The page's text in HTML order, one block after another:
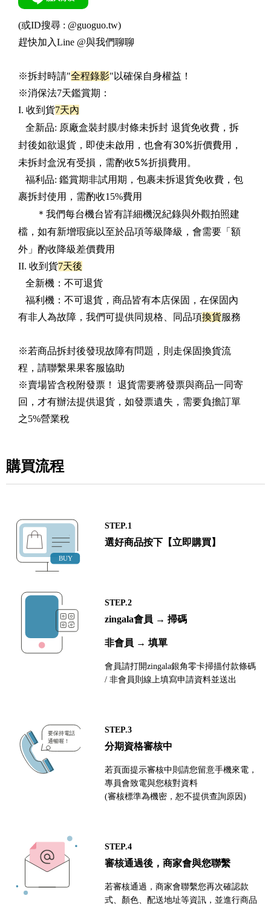
(或ID搜尋 : @guoguo.tw)
趕快加入Line @與我們聊聊
※拆封時請"全程錄影"以確保自身權益！
※消保法7天鑑賞期：
I. 收到貨7天內
全新品: 原廠盒裝封膜/封條未拆封 退貨免收費，拆
封後如欲退貨，即使未啟用，也會有30%折價費用，
未拆封盒況有受損，需酌收5%折損費用。
福利品: 鑑賞期非試用期，包裹未拆退貨免收費，包
裹拆封使用，需酌收15%費用
＊我們每台機台皆有詳細機況紀錄與外觀拍照建
檔，如有新增瑕疵以至於品項等級降級，會需要「額
外」酌收降級差價費用
II. 收到貨7天後
全新機：不可退貨
福利機：不可退貨，商品皆有本店保固，在保固內
有非人為故障，我們可提供同規格、同品項換貨服務
※若商品拆封後發現故障有問題，則走保固換貨流
程，請聯繫果果客服協助
※賣場皆含稅附發票！ 退貨需要將發票與商品一同寄
回，才有辦法提供退貨，如發票遺失，需要負擔訂單
之5%營業稅
購買流程
STEP.1
選好商品按下【立即購買】
STEP.2
zingala會員 → 掃碼
非會員 → 填單
會員請打開zingala銀角零卡掃描付款條碼
/ 非會員則線上填寫申請資料並送出
STEP.3
分期資格審核中
若頁面提示審核中則請您留意手機來電，
專員會致電與您核對資料
(審核標準為機密，恕不提供查詢原因)
STEP.4
審核通過後，商家會與您聯繫
若審核通過，商家會聯繫您再次確認款
式、顏色、配送地址等資訊，並進行商品